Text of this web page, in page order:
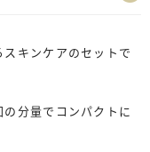
キンケアのセットで
分量でコンパクトに